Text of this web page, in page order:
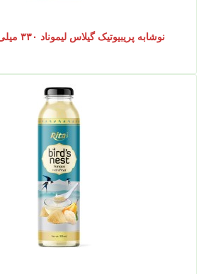
نوشابه پریبیوتیک گیلاس لیموناد ۳۳۰ میلی‌لیتر قوطی